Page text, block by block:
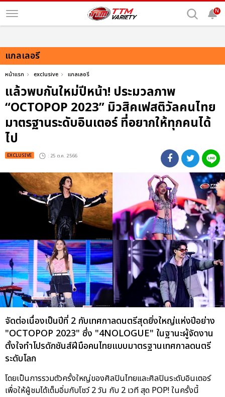
N
แกลเลอรี
หน้าแรก exclusive แกลเลอรี
แล้วพบกันใหม่ปีหน้า! ประมวลภาพ
“OCTOPOP 2023” มิวสิคเฟสติวัลคนไทย
มาตรฐานระดับอินเตอร์ ที่อยากให้ทุกคนได้
ไป
EXCLUSIVE : 25 ต.ค. 2566
จัดต่อเนื่องเป็นปีที่ 2 กับเทศกาลดนตรีสุดยิ่งใหญ่แห่งปีอย่าง
"OCTOPOP 2023" ซึ่ง "4NOLOGUE" ในฐานะผู้จัดงาน
ตั้งใจทำโปรดักชันส์ฝีมือคนไทยแบบมาตรฐานเทศกาลดนตรี
ระดับโลก
โดยเป็นการรวมตัวครั้งใหญ่ของศิลปินไทยและศิลปินระดับอินเตอร์
เพื่อให้ผู้ชมได้เต็มอิ่มกับโชว์ 2 วัน กับ 2 เวที สุด POP! ในครั้งนี้